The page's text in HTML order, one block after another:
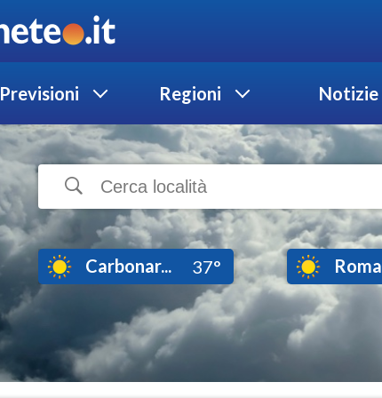
Previsioni Regioni Notizie
Carbonar... 37° Roma